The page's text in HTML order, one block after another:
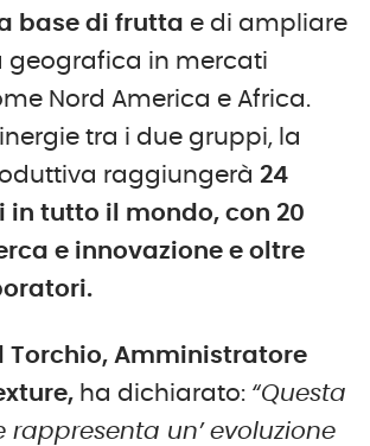
base di frutta e di ampliare
geografica in mercati
Nord America e Africa.
tra i due gruppi, la
raggiungerà 24
tutto il mondo, con 20
e innovazione e oltre
Torchio, Amministratore
ha dichiarato: “Questa
rappresenta un’ evoluzione